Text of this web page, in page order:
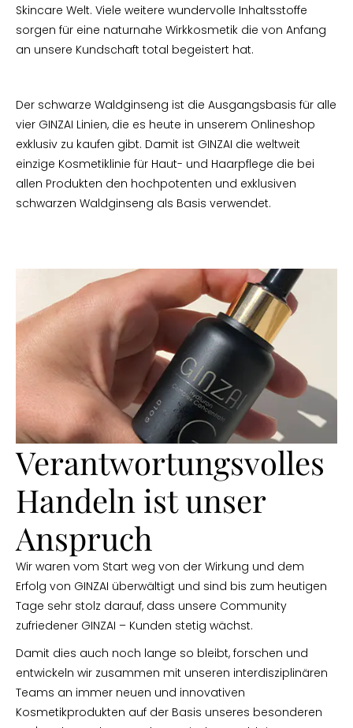
Skincare Welt. Viele weitere wundervolle Inhaltsstoffe
sorgen für eine naturnahe Wirkkosmetik die von Anfang
an unsere Kundschaft total begeistert hat.
Der schwarze Waldginseng ist die Ausgangsbasis für alle
vier GINZAI Linien, die es heute in unserem Onlineshop
exklusiv zu kaufen gibt. Damit ist GINZAI die weltweit
einzige Kosmetiklinie für Haut- und Haarpflege die bei
allen Produkten den hochpotenten und exklusiven
schwarzen Waldginseng als Basis verwendet.
Verantwortungsvolles
Handeln ist unser
Anspruch
Wir waren vom Start weg von der Wirkung und dem
Erfolg von GINZAI überwältigt und sind bis zum heutigen
Tage sehr stolz darauf, dass unsere Community
zufriedener GINZAI – Kunden stetig wächst.
Damit dies auch noch lange so bleibt, forschen und
entwickeln wir zusammen mit unseren interdisziplinären
Teams an immer neuen und innovativen
Kosmetikprodukten auf der Basis unseres besonderen